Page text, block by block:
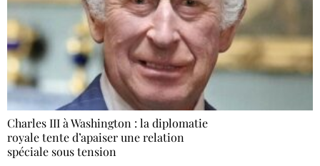
Charles III à Washington : la diplomatie
royale tente d’apaiser une relation
spéciale sous tension